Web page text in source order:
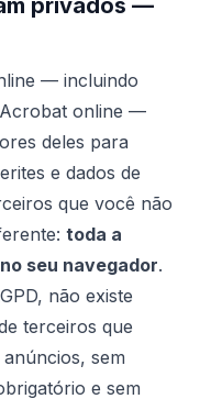
privados —
— incluindo
Acrobat online —
deles para
e dados de
que você não
toda a
seu navegador.
não existe
terceiros que
sem
e sem